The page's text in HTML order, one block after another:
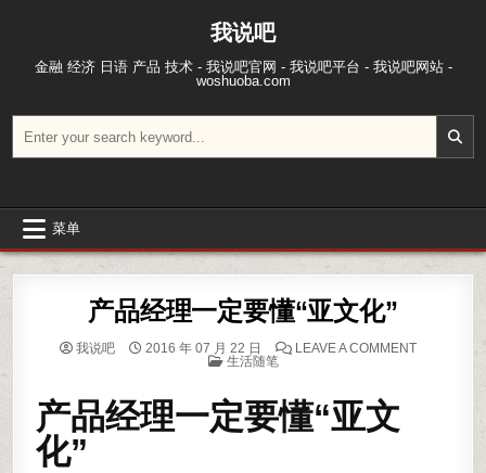
我说吧
金融 经济 日语 产品 技术 - 我说吧官网 - 我说吧平台 - 我说吧网站 -
woshuoba.com
菜单
产品经理一定要懂“亚文化”
我说吧 2016 年 07 月 22 日 LEAVE A COMMENTON 产品经
POSTED IN
生活随笔
产品经理一定要懂“亚文
化”